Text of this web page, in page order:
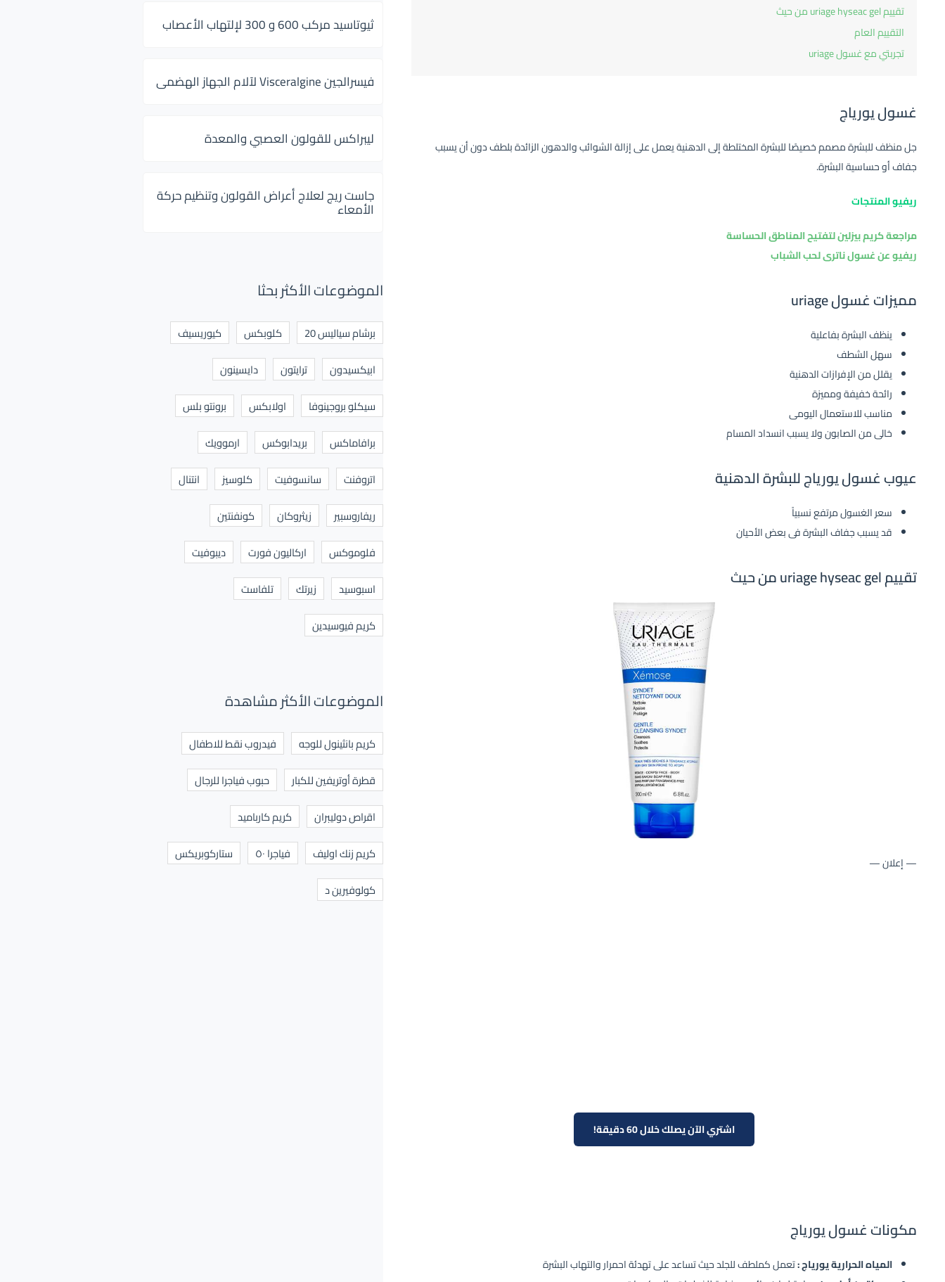
تقييم uriage hyseac gel من حيث
التقييم العام
تجربتي مع غسول uriage
غسول يورياج
جل منظف للبشرة مصمم خصيصًا للبشرة المختلطة إلى الدهنية يعمل على إزالة الشوائب والدهون الزائدة بلطف دون أن يسبب
جفاف أو حساسية البشرة.
ريفيو المنتجات
مراجعة كريم بيزلين لتفتيح المناطق الحساسة
ريفيو عن غسول ناترى لحب الشباب
مميزات غسول uriage
ينظف البشرة بفاعلية
سهل الشطف
يقلل من الإفرازات الدهنية
رائحة خفيفة ومميزة
مناسب للاستعمال اليومى
خالى من الصابون ولا يسبب انسداد المسام
عيوب غسول يورياج للبشرة الدهنية
سعر الغسول مرتفع نسبياً
قد يسبب جفاف البشرة فى بعض الأحيان
تقييم uriage hyseac gel من حيث
— إعلان —
اشتري الآن يصلك خلال 60 دقيقة!
مكونات غسول يورياج
المياه الحرارية يورياج :تعمل كملطف للجلد حيث تساعد على تهدئة احمرار والتهاب البشرة
ثيوتاسيد مركب 600 و 300 لإلتهاب الأعصاب
فيسرالجين Visceralgine لآلام الجهاز الهضمى
ليبراكس للقولون العصبي والمعدة
جاست ريج لعلاج أعراض القولون وتنظيم حركة
الأمعاء
الموضوعات الأكثر بحثا
برشام سياليس 20 كلوبكس
كيوريسيف
ابيكسيدون
ترايتون
دايسينون
سيكلو بروجينوفا
اولابكس
برونتو بلس
برافاماكس
بريدابوكس
ارموويك
اتروفنت
سانسوفيت كلوسيز
انتنال
ريفاروسبير
زيثروكان
كونفنتين
فلوموكس
اركاليون فورت
ديبوفيت
اسبوسيد
زيرتك
تلفاست
كريم فيوسيدين
الموضوعات الأكثر مشاهدة
كريم بانثينول للوجه
فيدروب نقط للاطفال
قطرة أوتريفين للكبار
حبوب فياجرا للرجال
اقراص دوليبران
كريم كارباميد
كريم زنك اوليف
فياجرا ٥٠
ستاركوبريكس
كولوفيرين د